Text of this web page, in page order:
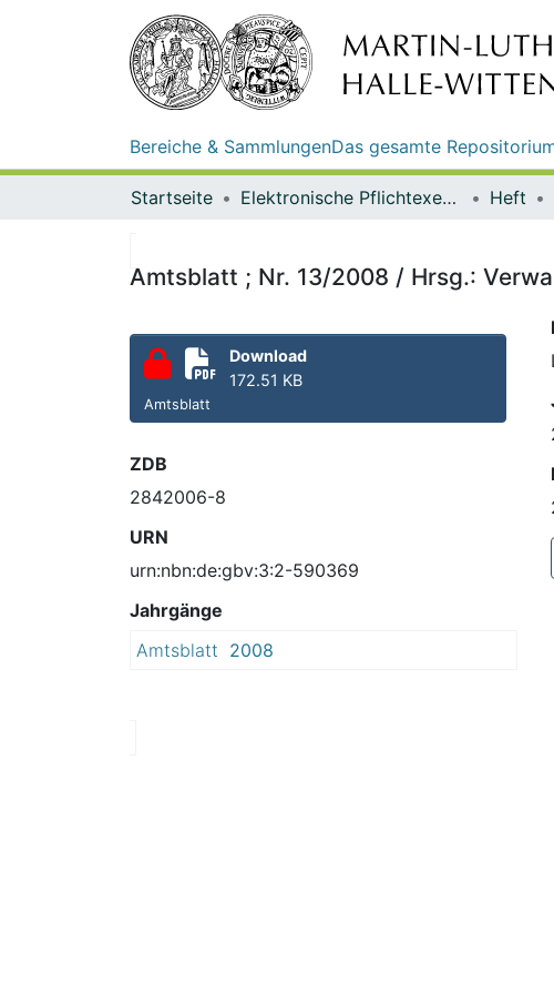
Bereiche & SammlungenDas gesamte
Startseite Elektronische Pflichtexemplare Heft
Amtsblatt ; Nr. 13/2008 / Hrsg.:
Download
172.51 KB
Amtsblatt
ZDB
2842006-8
URN
urn:nbn:de:gbv:3:2-590369
Jahrgänge
Amtsblatt 2008